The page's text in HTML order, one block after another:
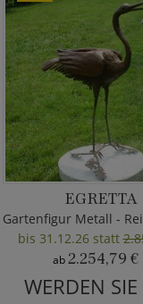
EGRETTA
bis 31.12.26 statt
ab2.254,79 €
WERDEN